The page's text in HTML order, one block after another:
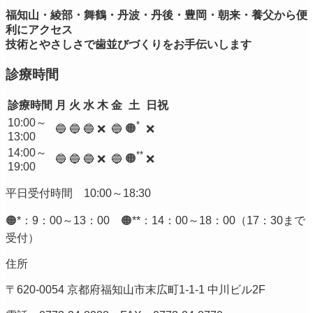
福知山・綾部・舞鶴・丹波・丹後・豊岡・朝来・養父から便
利にアクセス
技術とやさしさで歯並びづくりをお手伝いします
診療時間
診療時間 月 火 水 木 金 土
日祝
10:00～
13:00
🔵 🔵 🔵 ❌ 🔵 🟠* ❌
14:00～
19:00
🔵 🔵 🔵 ❌ 🔵 🟠** ❌
平日受付時間 10:00～18:30
🟠*：9：00～13：00 🟠**：14：00～18：00（17：30まで
受付）
住所
〒620-0054 京都府福知山市末広町1-1-1 中川ビル2F